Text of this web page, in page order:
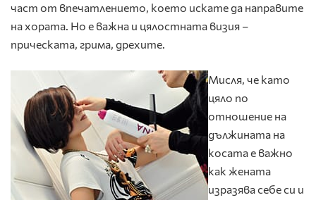
част от впечатлението, което искате да направите
на хората. Но е важна и цялостната визия –
прическата, грима, дрехите.
Мисля, че като
цяло по
отношение на
дължината на
косата е важно
как жената
изразява себе си и